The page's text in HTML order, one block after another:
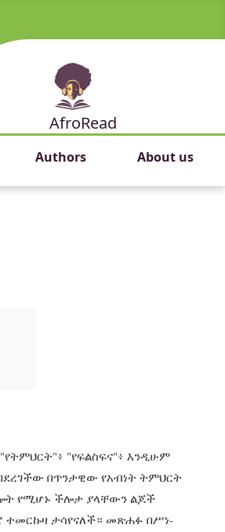
AfroRead
Authors About us
"የፍልስፍና"፥ እንዲሁም
በጥንታዊው የአብነት ትምህርት
የሚሆኑ ችሎታ ያላቸውን ልጆች
ተመርኩዛ ታሳየናለች። መጽሐፉ በሥነ-